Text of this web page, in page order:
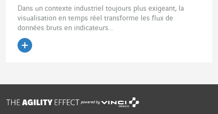
Dans un contexte industriel toujours plus exigeant, la
visualisation en temps réel transforme les flux de
données bruts en indicateurs...
powered by